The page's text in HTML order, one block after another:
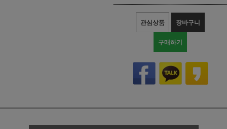
관심상품 장바구니
구매하기